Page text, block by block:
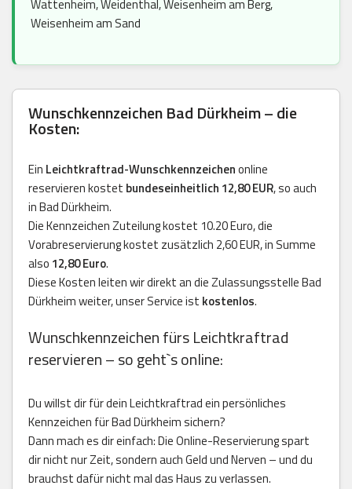
Wattenheim, Weidenthal, Weisenheim am Berg,
Weisenheim am Sand
Wunschkennzeichen Bad Dürkheim – die
Kosten:
Ein Leichtkraftrad-Wunschkennzeichenonline
reservieren kostet bundeseinheitlich 12,80 EUR, so auch
in Bad Dürkheim.
Die Kennzeichen Zuteilung kostet 10.20 Euro, die
Vorabreservierung kostet zusätzlich 2,60 EUR, in Summe
also 12,80 Euro.
Diese Kosten leiten wir direkt an die Zulassungsstelle Bad
Dürkheim weiter, unser Service ist kostenlos.
Wunschkennzeichen fürs Leichtkraftrad
reservieren – so geht`s online:
Du willst dir für dein Leichtkraftrad ein persönliches
Kennzeichen für Bad Dürkheim sichern?
Dann mach es dir einfach: Die Online-Reservierung spart
dir nicht nur Zeit, sondern auch Geld und Nerven – und du
brauchst dafür nicht mal das Haus zu verlassen.